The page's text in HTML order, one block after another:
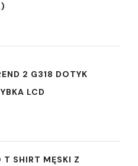
2 G318 DOTYK
LCD
SHIRT MĘSKI Z